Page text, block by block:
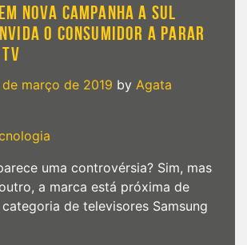
NOVA CAMPANHA A SUL
O CONSUMIDOR A PARAR
março de 2019 by Agata
uma controvérsia? Sim, mas
a marca está próxima de
de televisores Samsung